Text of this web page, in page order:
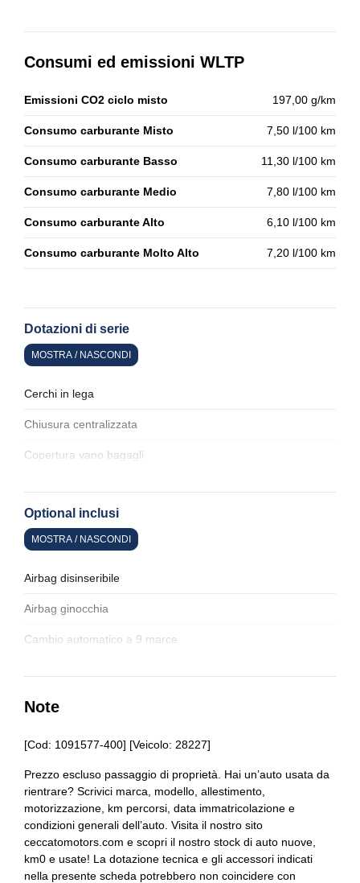
Consumi ed emissioni WLTP
Emissioni CO2 ciclo misto 197,00 g/km
Consumo carburante Misto 7,50 l/100 km
Consumo carburante Basso 11,30 l/100 km
Consumo carburante Medio 7,80 l/100 km
Consumo carburante Alto 6,10 l/100 km
Consumo carburante Molto Alto 7,20 l/100 km
Dotazioni di serie
MOSTRA / NASCONDI
Cerchi in lega
Chiusura centralizzata
Copertura vano bagagli
Illuminazione abitacolo
Interni in pelle
Pacchetto
Personalizzazione colori esterni
Personalizzazioni linea e stile
Serbatoio carburante
Sistema di navigazione
Supporto lombare
Tappetini
Optional inclusi
MOSTRA / NASCONDI
Airbag disinseribile
Airbag ginocchia
Cambio automatico a 9 marce
Copertura vano bagagli
Funzioni estese mbux
Illuminazione abitacolo
Impianto audio
Note
[Cod: 1091577-400] [Veicolo: 28227]
Prezzo escluso passaggio di proprietà. Hai un’auto usata da
rientrare? Scrivici marca, modello, allestimento,
motorizzazione, km percorsi, data immatricolazione e
condizioni generali dell’auto. Visita il nostro sito
ceccatomotors.com e scopri il nostro stock di auto nuove,
km0 e usate! La dotazione tecnica e gli accessori indicati
nella presente scheda potrebbero non coincidere con